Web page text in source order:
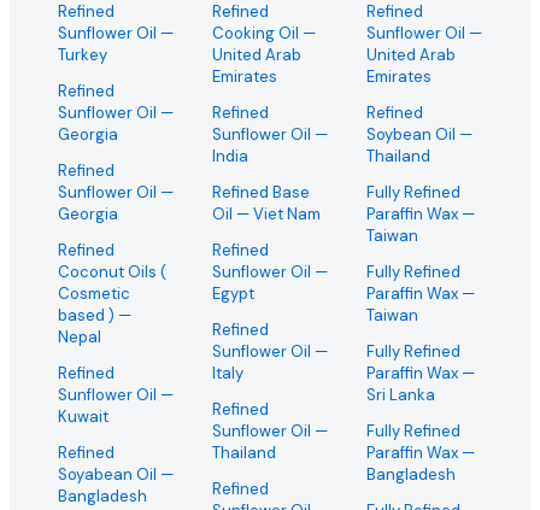
Refined
Sunflower Oil —
Turkey
Refined
Sunflower Oil —
Georgia
Refined
Sunflower Oil —
Georgia
Refined
Coconut Oils (
Cosmetic
based ) —
Nepal
Refined
Sunflower Oil —
Kuwait
Refined
Soyabean Oil —
Bangladesh
Refined
Cooking Oil —
United Arab
Emirates
Refined
Sunflower Oil —
India
Refined Base
Oil — Viet Nam
Refined
Sunflower Oil —
Egypt
Refined
Sunflower Oil —
Italy
Refined
Sunflower Oil —
Thailand
Refined
Refined
Sunflower Oil —
United Arab
Emirates
Refined
Soybean Oil —
Thailand
Fully Refined
Paraffin Wax —
Taiwan
Fully Refined
Paraffin Wax —
Taiwan
Fully Refined
Paraffin Wax —
Sri Lanka
Fully Refined
Paraffin Wax —
Bangladesh